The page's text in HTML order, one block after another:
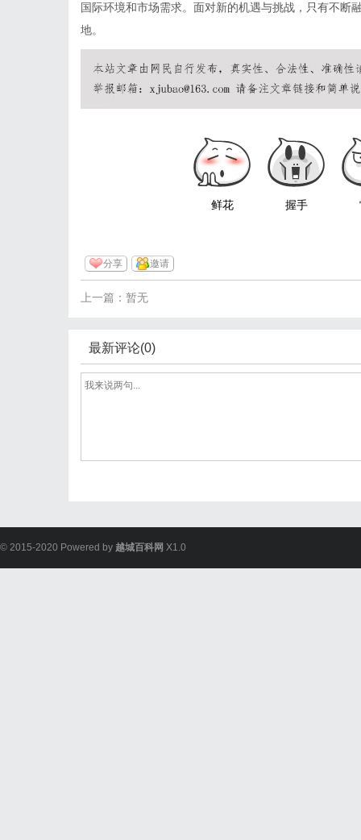
国际环境和市场需求。面对新的机遇与挑战，只有不断
地。
鲜花 握手
分享 邀请
上一篇：暂无
最新评论(0)
© 2015-2020 Powered by 越城百科网 X1.0